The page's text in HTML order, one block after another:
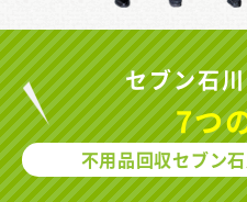
セブン石
7つ
不用品回収セブン